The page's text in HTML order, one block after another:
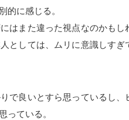
的に感じる。
はまた違った視点なのかもし
としては、ムリに意識しすぎ
で良いとすら思っているし、
っている。